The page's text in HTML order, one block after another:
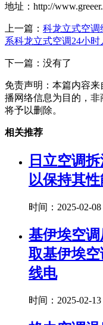
地址：http://
上一篇： 科龙立式空调
系科龙立式空调24小
下一篇：没有了
免责声明：本篇内容
播网络信息为目的，非
将予以删除。
相关推荐
日立空调
以保持其
时间：2025-02-08
基伊埃空
取基伊埃
线电
时间：2025-02-13